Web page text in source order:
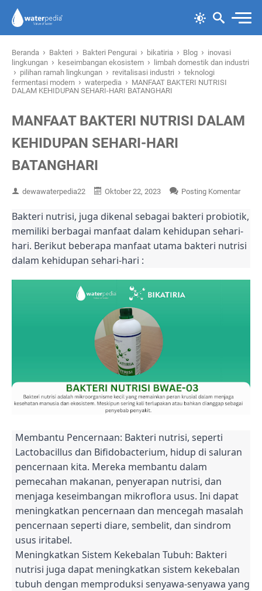
Beranda › Bakteri › Bakteri Pengurai › bikatiria › Blog › inovasi
lingkungan › keseimbangan ekosistem › limbah domestik dan industri
› pilihan ramah lingkungan › revitalisasi industri › teknologi
fermentasi modern › waterpedia › MANFAAT BAKTERI NUTRISI
DALAM KEHIDUPAN SEHARI-HARI BATANGHARI
MANFAAT BAKTERI NUTRISI DALAM
KEHIDUPAN SEHARI-HARI
BATANGHARI
dewawaterpedia22 Oktober 22, 2023 Posting Komentar
Bakteri nutrisi, juga dikenal sebagai bakteri probiotik,
memiliki berbagai manfaat dalam kehidupan sehari-
hari. Berikut beberapa manfaat utama bakteri nutrisi
dalam kehidupan sehari-hari :
Membantu Pencernaan: Bakteri nutrisi, seperti
Lactobacillus dan Bifidobacterium, hidup di saluran
pencernaan kita. Mereka membantu dalam
pemecahan makanan, penyerapan nutrisi, dan
menjaga keseimbangan mikroflora usus. Ini dapat
meningkatkan pencernaan dan mencegah masalah
pencernaan seperti diare, sembelit, dan sindrom
usus iritabel.
Meningkatkan Sistem Kekebalan Tubuh: Bakteri
nutrisi juga dapat meningkatkan sistem kekebalan
tubuh dengan memproduksi senyawa-senyawa yang